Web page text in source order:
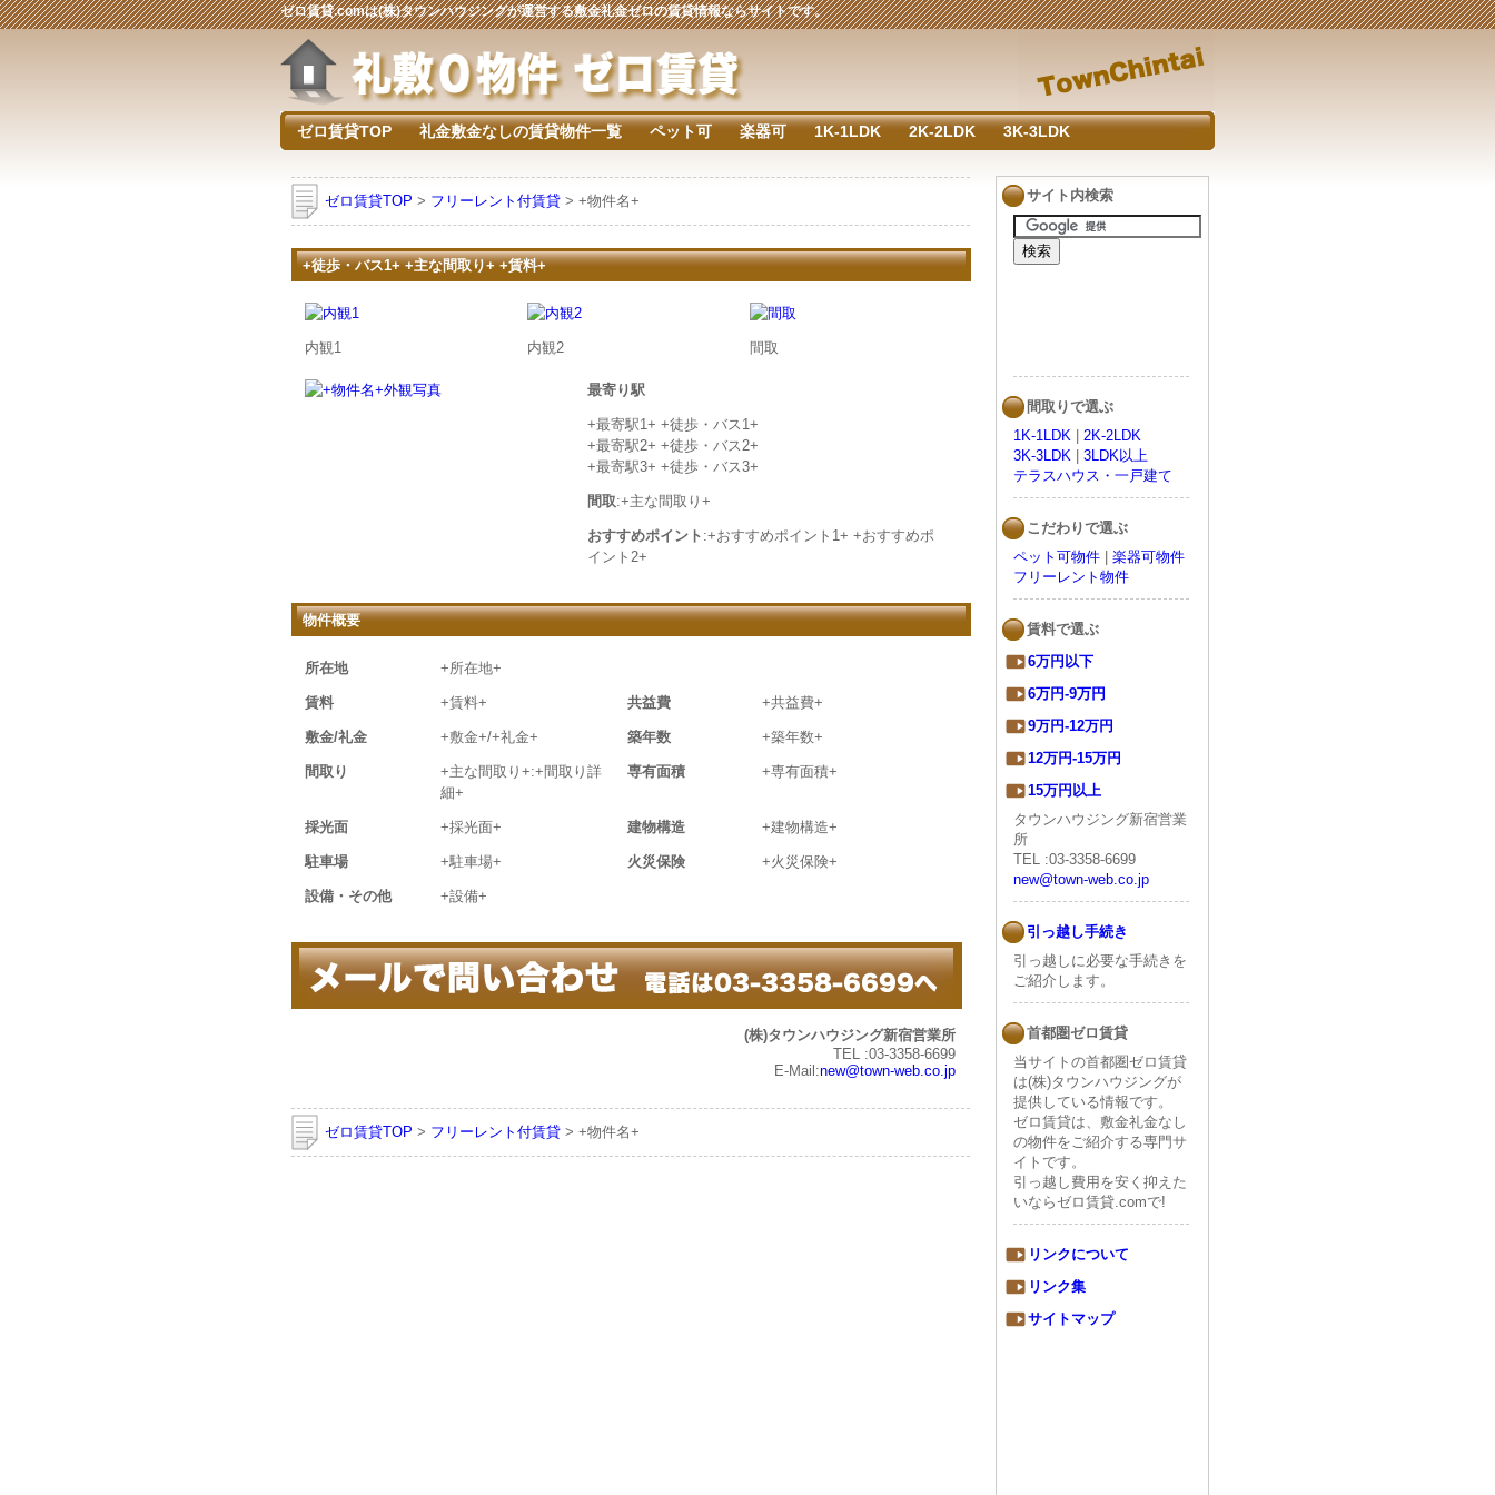
ゼロ賃貸.comは(株)タウンハウジングが運営する敷金礼金ゼロの賃貸情報ならサイトです。
ゼロ賃貸TOP 礼金敷金なしの賃貸物件一覧 ペット可 楽器可 1K-1LDK 2K-2LDK 3K-3LDK
ゼロ賃貸TOP > フリーレント付賃貸 > +物件名+
+徒歩・バス1+ +主な間取り+ +賃料+
内観1 内観2 間取
最寄り駅
+最寄駅1+ +徒歩・バス1+
+最寄駅2+ +徒歩・バス2+
+最寄駅3+ +徒歩・バス3+
間取:+主な間取り+
おすすめポイント :+おすすめポイント1+ +おすすめポ
イント2+
物件概要
所在地 +所在地+
賃料 +賃料+ 共益費 +共益費+
敷金/礼金 +敷金+/+礼金+ 築年数 +築年数+
間取り
+主な間取り+:+間取り詳
細+
専有面積 +専有面積+
採光面 +採光面+ 建物構造 +建物構造+
駐車場 +駐車場+ 火災保険 +火災保険+
設備・その他 +設備+
(株)タウンハウジング新宿営業所
TEL :03-3358-6699
E-Mail:new@town-web.co.jp
ゼロ賃貸TOP > フリーレント付賃貸 > +物件名+
サイト内検索
間取りで選ぶ
1K-1LDK
2K-2LDK
3K-3LDK
3LDK以上
テラスハウス・一戸建て
こだわりで選ぶ
ペット可物件
楽器可物件
フリーレント物件
賃料で選ぶ
6万円以下
6万円-9万円
9万円-12万円
12万円-15万円
15万円以上
タウンハウジング新宿営業
所
TEL :03-3358-6699
new@town-web.co.jp
引っ越し手続き
引っ越しに必要な手続きを
ご紹介します。
首都圏ゼロ賃貸
当サイトの首都圏ゼロ賃貸
は(株)タウンハウジングが
提供している情報です。
ゼロ賃貸は、敷金礼金なし
の物件をご紹介する専門サ
イトです。
引っ越し費用を安く抑えた
いならゼロ賃貸.comで!
リンクについて
リンク集
サイトマップ